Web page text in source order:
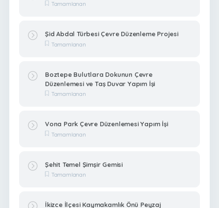
Tamamlanan
Şid Abdal Türbesi Çevre Düzenleme Projesi
Tamamlanan
Boztepe Bulutlara Dokunun Çevre
Düzenlemesi ve Taş Duvar Yapım İşi
Tamamlanan
Vona Park Çevre Düzenlemesi Yapım İşi
Tamamlanan
Şehit Temel Şimşir Gemisi
Tamamlanan
İkizce İlçesi Kaymakamlık Önü Peyzaj